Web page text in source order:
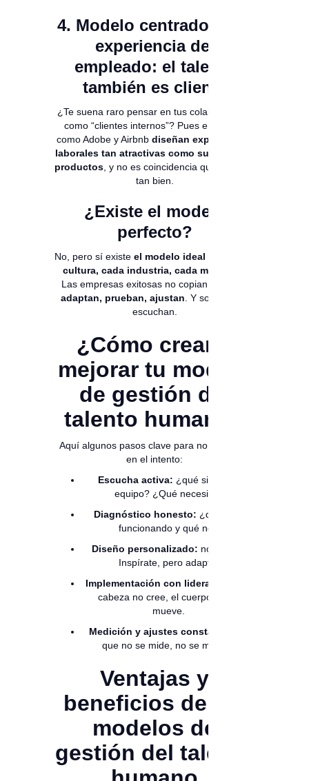
4. Modelo centrado en la
experiencia del
empleado: el talento
también es cliente
¿Te suena raro pensar en tus colaboradores
como “clientes internos”? Pues empresas
como Adobe y Airbnb diseñan experiencias
laborales tan atractivas como sus propios
productos, y no es coincidencia que les vaya
tan bien.
¿Existe el modelo
perfecto?
No, pero sí existe el modelo ideal para cada
cultura, cada industria, cada momento
Las empresas exitosas no copian y pegan:
adaptan, prueban, ajustan . Y sobre todo,
escuchan.
¿Cómo crear o
mejorar tu modelo
de gestión del
talento humano?
Aquí algunos pasos clave para no perderse
en el intento:
Escucha activa: ¿qué siente tu
equipo? ¿Qué necesita?
Diagnóstico honesto: ¿qué está
funcionando y qué no?
Diseño personalizado: no copies.
Inspírate, pero adapta.
Implementación con liderazgo:
cabeza no cree, el cuerpo no se
mueve.
Medición y ajustes constantes:
que no se mide, no se mejora.
Ventajas y
beneficios de los
modelos de
gestión del talento